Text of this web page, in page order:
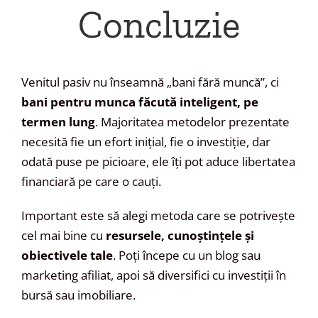
Concluzie
Venitul pasiv nu înseamnă „bani fără muncă”, ci
bani pentru munca făcută inteligent, pe
termen lung. Majoritatea metodelor prezentate
necesită fie un efort inițial, fie o investiție, dar
odată puse pe picioare, ele îți pot aduce libertatea
financiară pe care o cauți.
Important este să alegi metoda care se potrivește
cel mai bine cu resursele, cunoștințele și
obiectivele tale. Poți începe cu un blog sau
marketing afiliat, apoi să diversifici cu investiții în
bursă sau imobiliare.